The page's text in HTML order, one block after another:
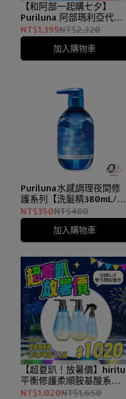
【和阿部一起購七夕】
Puriluna 阿部瑪利亞代言
優惠套組｜水感調理夜間
修護洗髮精*2+潤髮乳
*1+精華髮乳*1 四入組
NT$1,399NT$2,320
加入購物車
Puriluna水感調理夜間修
護系列【洗髮精380mL/潤
髮乳380g】
NT$350NT$480
加入購物車
【超夏趴！放暑價】hiritu
平衡修護柔順胺基酸系列
洗髮+潤髮+噴霧 三入組
NT$1,020NT$1,650